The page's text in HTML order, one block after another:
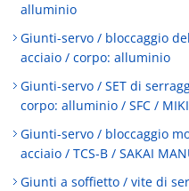
alluminio
Giunti-servo / bloccaggio
acciaio / corpo: alluminio
Giunti-servo / SET di
corpo: alluminio / SFC / MIKI
Giunti-servo / bloccaggio
acciaio / TCS-B / SAKAI
Giunti a soffietto / vite di